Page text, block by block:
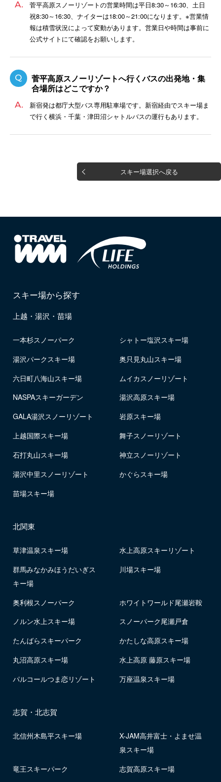
菅平高原スノーリゾートの営業時間は平日8:30～16:30、土日
祝8:30～16:30、ナイターは18:00～21:00になります。※営業情
報は積雪状況によって変動があります。営業日や時間は事前に
公式サイトにて確認をお願いします。
菅平高原スノーリゾートへ行くバスの出発地・集
合場所はどこですか？
新宿発は都庁大型バス専用駐車場です。新宿経由でスキー場ま
で行く横浜・千葉・津田沼シャトルバスの運行もあります。
スキー場選択へ戻る
スキー場から探す
上越・湯沢・苗場
一本杉スノーパーク
シャトー塩沢スキー場
湯沢パークスキー場
奥只見丸山スキー場
六日町八海山スキー場
ムイカスノーリゾート
NASPAスキーガーデン
湯沢高原スキー場
GALA湯沢スノーリゾート
岩原スキー場
上越国際スキー場
舞子スノーリゾート
石打丸山スキー場
神立スノーリゾート
湯沢中里スノーリゾート
かぐらスキー場
苗場スキー場
北関東
草津温泉スキー場
水上高原スキーリゾート
群馬みなかみほうだいぎス
キー場
川場スキー場
奥利根スノーパーク
ホワイトワールド尾瀬岩鞍
ノルン水上スキー場
スノーパーク尾瀬戸倉
たんばらスキーパーク
かたしな高原スキー場
丸沼高原スキー場
水上高原 藤原スキー場
パルコールつま恋リゾート
万座温泉スキー場
志賀・北志賀
北信州木島平スキー場
X-JAM高井富士・よませ温
泉スキー場
竜王スキーパーク
志賀高原スキー場